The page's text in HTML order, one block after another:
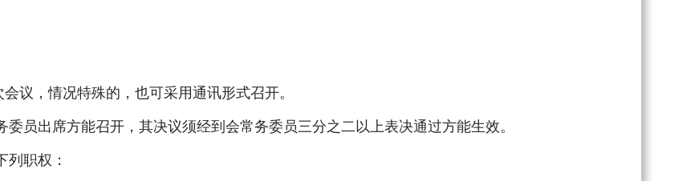
，情况特殊的，也可采用通讯形式召开。
出席方能召开，其决议须经到会常务委员三分之二以上表决通过方能生效。
职权：